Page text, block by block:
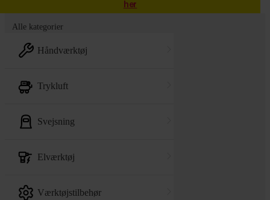
her
Alle kategorier
håndværktøj
trykluft
svejsning
elværktøj
værktøjstilbehør